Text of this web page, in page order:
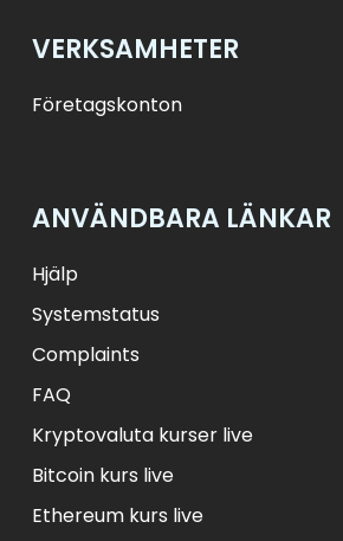
VERKSAMHETER
Företagskonton
ANVÄNDBARA LÄNKAR
Hjälp
Systemstatus
Complaints
FAQ
Kryptovaluta kurser live
Bitcoin kurs live
Ethereum kurs live